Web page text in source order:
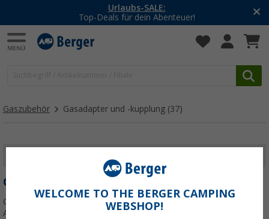
-20% auf Kleidung und Schuhe
Mit dem Aktionscode20SSV
Gaszubehör Gasadapter und -kupplung (37)
GASADAPTER UND -KUPPLUNG
Gasadapter, Kupplungen, Schnellkupplungen, Verteilerblöcke und
Adaptersets – hier findest du alles, um Gasanlagen sicher und
WELCOME TO THE BERGER CAMPING
WEBSHOP!